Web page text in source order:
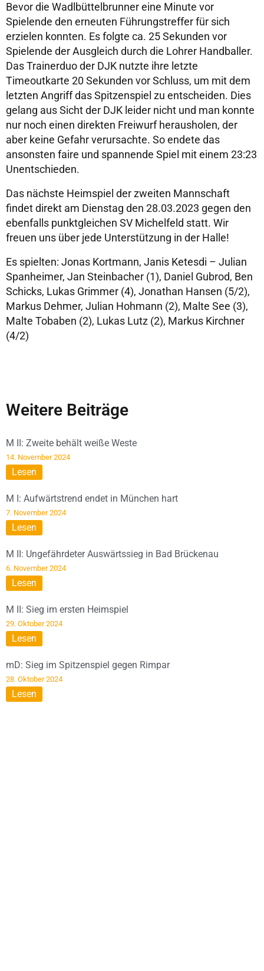
Bevor die Wadlbüttelbrunner eine Minute vor
Spielende den erneuten Führungstreffer für sich
erzielen konnten. Es folgte ca. 25 Sekunden vor
Spielende der Ausgleich durch die Lohrer Handballer.
Das Trainerduo der DJK nutzte ihre letzte
Timeoutkarte 20 Sekunden vor Schluss, um mit dem
letzten Angriff das Spitzenspiel zu entscheiden. Dies
gelang aus Sicht der DJK leider nicht und man konnte
nur noch einen direkten Freiwurf herausholen, der
aber keine Gefahr verursachte. So endete das
ansonsten faire und spannende Spiel mit einem 23:23
Unentschieden.
Das nächste Heimspiel der zweiten Mannschaft
findet direkt am Dienstag den 28.03.2023 gegen den
ebenfalls punktgleichen SV Michelfeld statt. Wir
freuen uns über jede Unterstützung in der Halle!
Es spielten: Jonas Kortmann, Janis Ketesdi – Julian
Spanheimer, Jan Steinbacher (1), Daniel Gubrod, Ben
Schicks, Lukas Grimmer (4), Jonathan Hansen (5/2),
Markus Dehmer, Julian Hohmann (2), Malte See (3),
Malte Tobaben (2), Lukas Lutz (2), Markus Kirchner
(4/2)
Weitere Beiträge
M II: Zweite behält weiße Weste
14. November 2024
Lesen
M I: Aufwärtstrend endet in München hart
7. November 2024
Lesen
M II: Ungefährdeter Auswärtssieg in Bad Brückenau
6. November 2024
Lesen
M II: Sieg im ersten Heimspiel
29. Oktober 2024
Lesen
mD: Sieg im Spitzenspiel gegen Rimpar
28. Oktober 2024
Lesen